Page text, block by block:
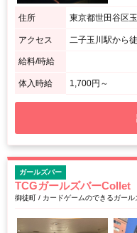
住所 東京都世田谷区
アクセス 二子玉川駅から
給料/時給
体入時給 1,700円～
ガールズバー
TCGガールズバーCollet
御徒町 / カードゲームのできるガール